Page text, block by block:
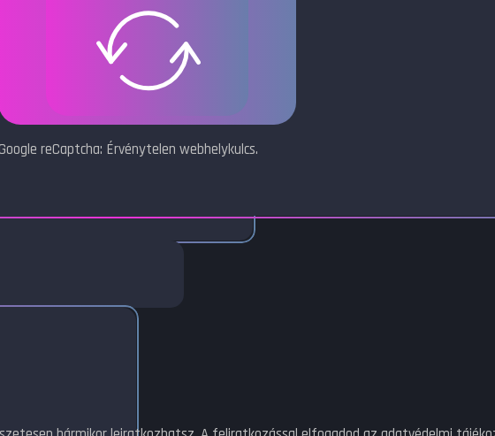
reCaptcha: Érvénytelen webhelykulcs.